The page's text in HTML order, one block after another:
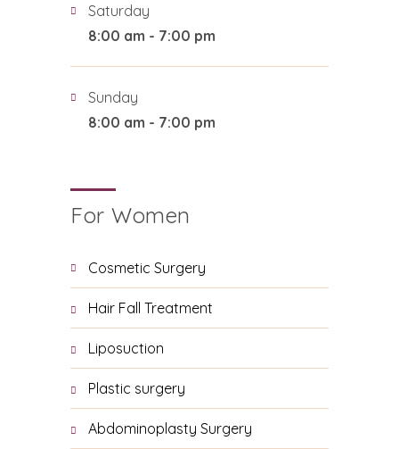
Saturday
8:00 am - 7:00 pm
Sunday
8:00 am - 7:00 pm
For Women
Cosmetic Surgery
Hair Fall Treatment
Liposuction
Plastic surgery
Abdominoplasty Surgery